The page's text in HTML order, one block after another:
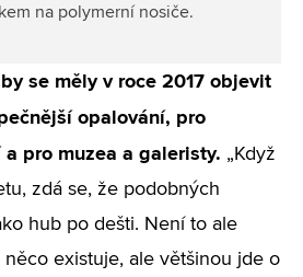
na polymerní nosiče.
se měly v roce 2017 objevit
opalování, pro
pro muzea a galeristy. „Když
zdá se, že podobných
hub po dešti. Není to ale
něco existuje, ale většinou jde o